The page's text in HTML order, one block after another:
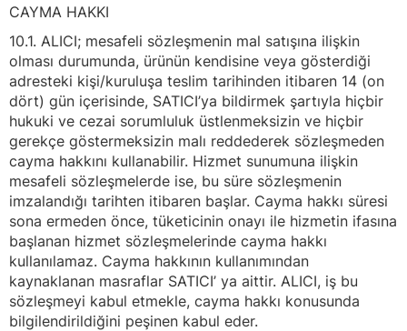
CAYMA HAKKI
10.1. ALICI; mesafeli sözleşmenin mal satışına ilişkin
olması durumunda, ürünün kendisine veya gösterdiği
adresteki kişi/kuruluşa teslim tarihinden itibaren 14 (on
dört) gün içerisinde, SATICI’ya bildirmek şartıyla hiçbir
hukuki ve cezai sorumluluk üstlenmeksizin ve hiçbir
gerekçe göstermeksizin malı reddederek sözleşmeden
cayma hakkını kullanabilir. Hizmet sunumuna ilişkin
mesafeli sözleşmelerde ise, bu süre sözleşmenin
imzalandığı tarihten itibaren başlar. Cayma hakkı süresi
sona ermeden önce, tüketicinin onayı ile hizmetin ifasına
başlanan hizmet sözleşmelerinde cayma hakkı
kullanılamaz. Cayma hakkının kullanımından
kaynaklanan masraflar SATICI’ ya aittir. ALICI, iş bu
sözleşmeyi kabul etmekle, cayma hakkı konusunda
bilgilendirildiğini peşinen kabul eder.